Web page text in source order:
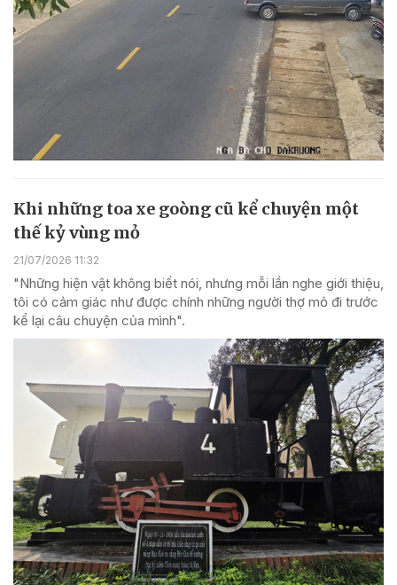
Khi những toa xe goòng cũ kể chuyện một
thế kỷ vùng mỏ
21/07/2026 11:32
"Những hiện vật không biết nói, nhưng mỗi lần nghe giới thiệu,
tôi có cảm giác như được chính những người thợ mỏ đi trước
kể lại câu chuyện của mình".